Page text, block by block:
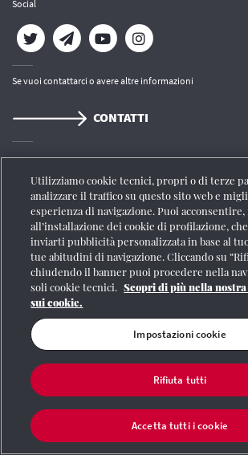
Social
Se vuoi contattarci o avere altre informazioni
CONTATTI
Registrazione Tribunale di Roma n° 204/2009 |Aut.
Società Consortile Fonografici 577/08
© Gruppo FS
Termini e condizioni | Credits Protezione dei
Iva 06359501001
|Informativa cookie Impostazioni
Utilizziamo cookie tecnici, propri o di terze
analizzare il traffico su questo sito web e
esperienza di navigazione. Puoi
all’installazione dei cookie di profilazione,
inviarti pubblicità personalizzata in base al
tue abitudini di navigazione. Cliccando su
chiudendo il banner puoi procedere nella
soli cookie tecnici. Scopri di più nella
sui cookie.
Impostazioni cookie
Rifiuta tutti
Accetta tutti i cookie